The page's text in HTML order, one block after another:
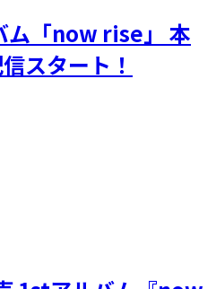
ム「now rise」 本
スタート！